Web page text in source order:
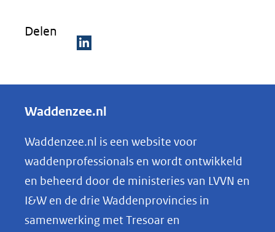
Delen
e
e
n
o
p
Waddenzee.nl
Waddenzee.nl is een website voor
waddenprofessionals en wordt ontwikkeld
en beheerd door de ministeries van LVVN en
I&W en de drie Waddenprovincies in
samenwerking met Tresoar en